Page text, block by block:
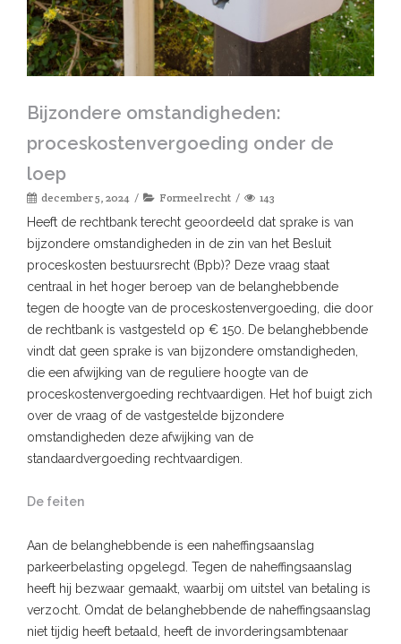
Bijzondere omstandigheden:
proceskostenvergoeding onder de
loep
december 5, 2024 Formeel recht 143
Heeft de rechtbank terecht geoordeeld dat sprake is van
bijzondere omstandigheden in de zin van het Besluit
proceskosten bestuursrecht (Bpb)? Deze vraag staat
centraal in het hoger beroep van de belanghebbende
tegen de hoogte van de proceskostenvergoeding, die door
de rechtbank is vastgesteld op € 150. De belanghebbende
vindt dat geen sprake is van bijzondere omstandigheden,
die een afwijking van de reguliere hoogte van de
proceskostenvergoeding rechtvaardigen. Het hof buigt zich
over de vraag of de vastgestelde bijzondere
omstandigheden deze afwijking van de
standaardvergoeding rechtvaardigen.
De feiten
Aan de belanghebbende is een naheffingsaanslag
parkeerbelasting opgelegd. Tegen de naheffingsaanslag
heeft hij bezwaar gemaakt, waarbij om uitstel van betaling is
verzocht. Omdat de belanghebbende de naheffingsaanslag
niet tijdig heeft betaald, heeft de invorderingsambtenaar